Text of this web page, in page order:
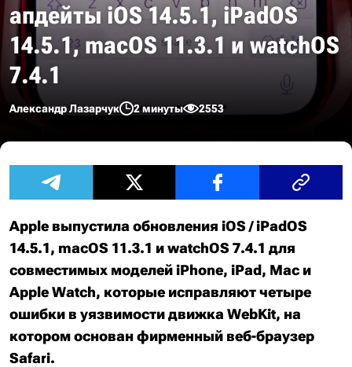
апдейты iOS 14.5.1, iPadOS
14.5.1, macOS 11.3.1 и watchOS
7.4.1
Александр Лазарчук 2 минуты 2553
Apple выпустила обновления iOS / iPadOS
14.5.1, macOS 11.3.1 и watchOS 7.4.1 для
совместимых моделей iPhone, iPad, Mac и
Apple Watch, которые исправляют четыре
ошибки в уязвимости движка WebKit, на
котором основан фирменный веб-браузер
Safari.